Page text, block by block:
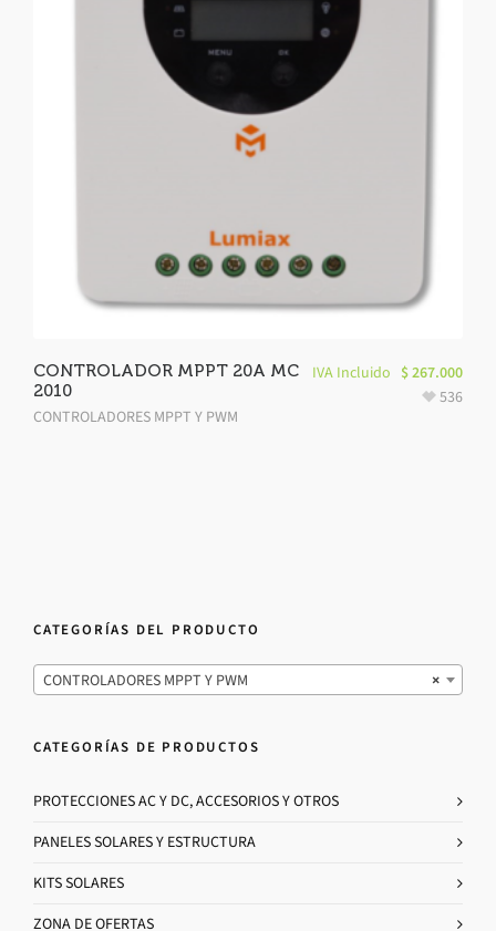
CONTROLADOR MPPT 20A MC
2010
CONTROLADORES MPPT Y PWM
IVA Incluido $267.000
536
CATEGORÍAS DEL PRODUCTO
×
CONTROLADORES MPPT Y PWM
CATEGORÍAS DE PRODUCTOS
PROTECCIONES AC Y DC, ACCESORIOS Y OTROS
PANELES SOLARES Y ESTRUCTURA
KITS SOLARES
ZONA DE OFERTAS